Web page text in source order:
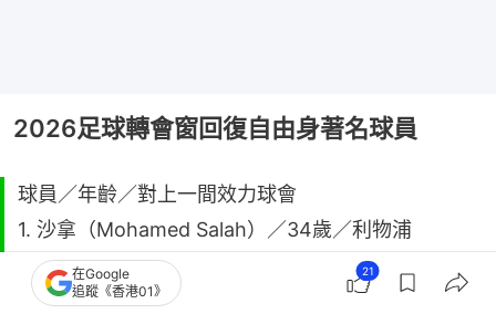
2026足球轉會窗回復自由身著名球員
球員／年齡／對上一間效力球會
1. 沙拿（Mohamed Salah）／34歲／利物浦
2. 查頓辛祖（Jadon Sancho）／26歲／曼聯
3. 華荷域（Dušan Vlahović）／26歲／祖雲達斯
在Google
追蹤《香港01》
21